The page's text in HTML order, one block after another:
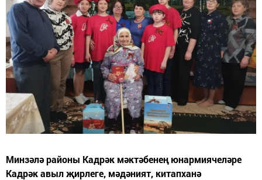
Минзәлә районы Кадрәк мәктәбенең юнармиячеләре
Кадрәк авыл җирлеге, мәдәният, китапханә